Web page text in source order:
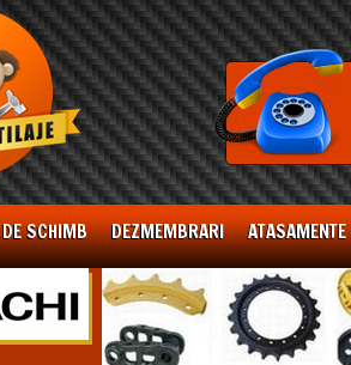
SCHIMB DEZMEMBRARI ATASAMENTE